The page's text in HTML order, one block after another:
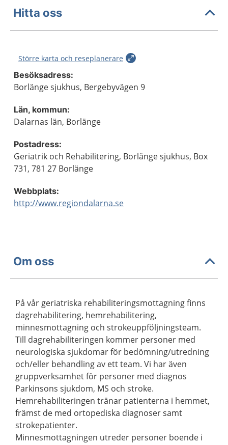
Hitta oss
Större karta och reseplanerare
Besöksadress:
Borlänge sjukhus, Bergebyvägen 9
Län, kommun:
Dalarnas län, Borlänge
Postadress:
Geriatrik och Rehabilitering, Borlänge sjukhus, Box
731, 781 27 Borlänge
Webbplats:
http://www.regiondalarna.se
Om oss
På vår geriatriska rehabiliteringsmottagning finns
dagrehabilitering, hemrehabilitering,
minnesmottagning och strokeuppföljningsteam.
Till dagrehabiliteringen kommer personer med
neurologiska sjukdomar för bedömning/utredning
och/eller behandling av ett team. Vi har även
gruppverksamhet för personer med diagnos
Parkinsons sjukdom, MS och stroke.
Hemrehabiliteringen tränar patienterna i hemmet,
främst de med ortopediska diagnoser samt
strokepatienter.
Minnesmottagningen utreder personer boende i